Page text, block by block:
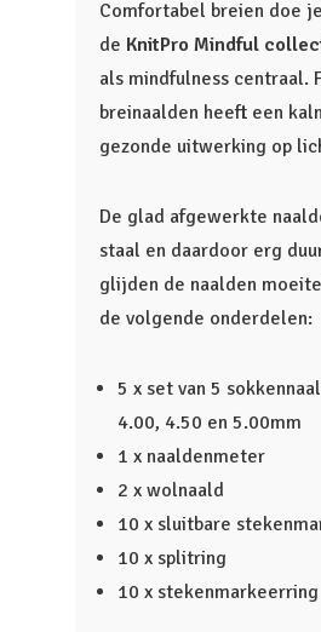
Comfortabel breien doe
de KnitPro Mindful
als mindfulness centraal.
breinaalden heeft een
gezonde uitwerking op
De glad afgewerkte
staal en daardoor erg
glijden de naalden
de volgende onderdelen:
5 x set van 5
4.00, 4.50 en 5.00mm
1 x naaldenmeter
2 x wolnaald
10 x sluitbare
10 x splitring
10 x stekenmarkeerring